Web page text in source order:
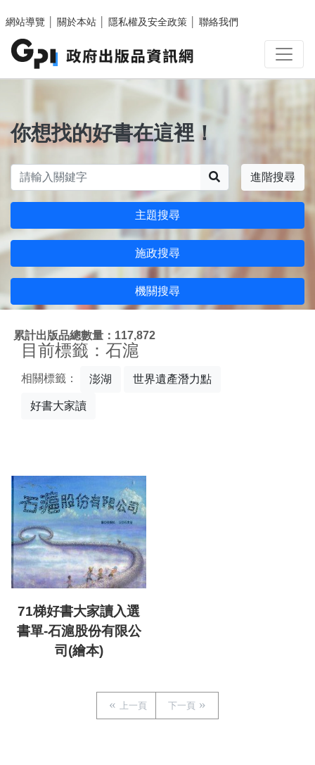
網站導覽
關於本站 隱私權及安全政策 聯絡我們
你想找的好書在這裡！
進階搜尋
主題搜尋
施政搜尋
機關搜尋
累計出版品總數量：117,872
目前標籤：石滬
相關標籤： 澎湖 世界遺產潛力點
好書大家讀
71梯好書大家讀入選
書單-石滬股份有限公
司(繪本)
上一頁 下一頁